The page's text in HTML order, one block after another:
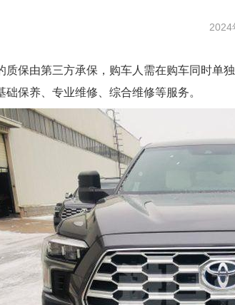
2024
质保由第三方承保，购车人需在购车同时单
础保养、专业维修、综合维修等服务。